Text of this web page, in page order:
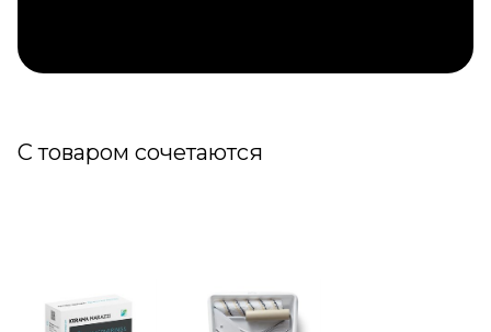
С товаром сочетаются